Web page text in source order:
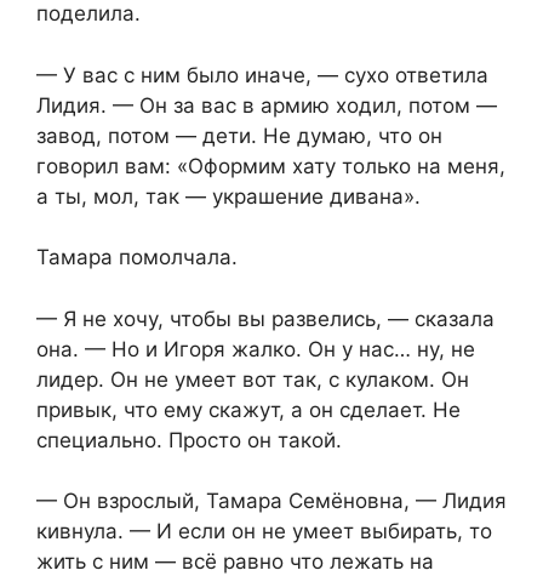
поделила.
— У вас с ним было иначе, — сухо ответила
Лидия. — Он за вас в армию ходил, потом —
завод, потом — дети. Не думаю, что он
говорил вам: «Оформим хату только на меня,
а ты, мол, так — украшение дивана».
Тамара помолчала.
— Я не хочу, чтобы вы развелись, — сказала
она. — Но и Игоря жалко. Он у нас… ну, не
лидер. Он не умеет вот так, с кулаком. Он
привык, что ему скажут, а он сделает. Не
специально. Просто он такой.
— Он взрослый, Тамара Семёновна, — Лидия
кивнула. — И если он не умеет выбирать, то
жить с ним — всё равно что лежать на